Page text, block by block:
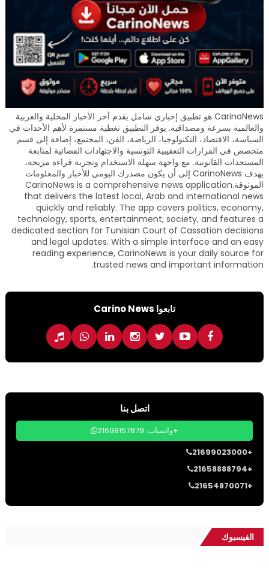
CarinoNews هو تطبيق إخباري شامل يقدم آخر الأخبار المحلية والعربية
والعالمية بسرعة ومصداقية. يوفر التطبيق تغطية مستمرة لأهم الأحداث في
السياسة، الاقتصاد، التكنولوجيا، الرياضة، الفن، المجتمع، إضافة إلى قسم
متخصص في القرارات التعقيبية التونسية والاجتهادات القضائية لمتابعة
المستجدات القانونية. مع واجهة سهلة الاستخدام وتجربة قراءة مريحة،
يهدف CarinoNews إلى أن يكون مصدرك اليومي للأخبار والمعلومات
الموثوقة.CarinoNews is a comprehensive news application
that delivers the latest local, Arab and international news
quickly and reliably. The app covers politics, economy,
technology, sports, entertainment, society, and features a
dedicated section for Tunisian Court of Cassation decisions
and legal updates. With a simple interface and an easy
reading experience, CarinoNews is your daily source for
trusted news and important information.
تابعوا Carino News
اتصل بنا
واتساب: 21698157879+
21699023000+
21658888794+
21654870071+
الفيسبوك